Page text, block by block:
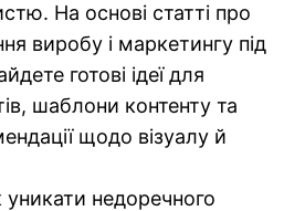
На основі статті про
виробу і маркетингу під
готові ідеї для
шаблони контенту та
щодо візуалу й
недоречного